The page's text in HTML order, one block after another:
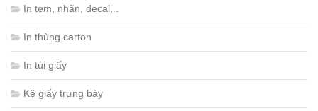
In tem, nhãn, decal,..
In thùng carton
In túi giấy
Kệ giấy trưng bày